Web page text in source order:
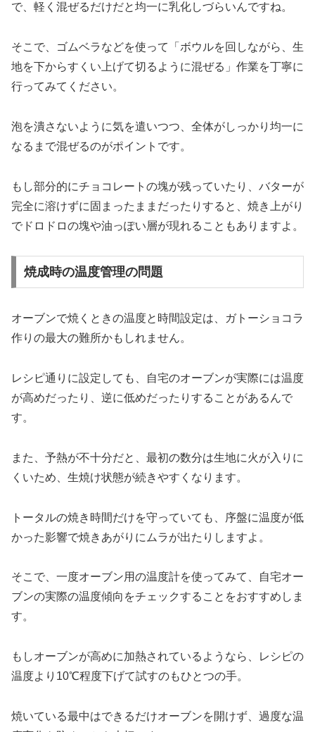
で、軽く混ぜるだけだと均一に乳化しづらいんですね。
そこで、ゴムベラなどを使って「ボウルを回しながら、生
地を下からすくい上げて切るように混ぜる」作業を丁寧に
行ってみてください。
泡を潰さないように気を遣いつつ、全体がしっかり均一に
なるまで混ぜるのがポイントです。
もし部分的にチョコレートの塊が残っていたり、バターが
完全に溶けずに固まったままだったりすると、焼き上がり
でドロドロの塊や油っぽい層が現れることもありますよ。
焼成時の温度管理の問題
オーブンで焼くときの温度と時間設定は、ガトーショコラ
作りの最大の難所かもしれません。
レシピ通りに設定しても、自宅のオーブンが実際には温度
が高めだったり、逆に低めだったりすることがあるんで
す。
また、予熱が不十分だと、最初の数分は生地に火が入りに
くいため、生焼け状態が続きやすくなります。
トータルの焼き時間だけを守っていても、序盤に温度が低
かった影響で焼きあがりにムラが出たりしますよ。
そこで、一度オーブン用の温度計を使ってみて、自宅オー
ブンの実際の温度傾向をチェックすることをおすすめしま
す。
もしオーブンが高めに加熱されているようなら、レシピの
温度より10℃程度下げて試すのもひとつの手。
焼いている最中はできるだけオーブンを開けず、過度な温